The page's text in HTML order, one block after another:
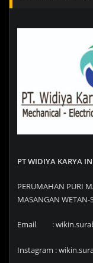
PT WIDIYA KARYA
PERUMAHAN PURI
MASANGAN WETAN-
Email :
Instagram :